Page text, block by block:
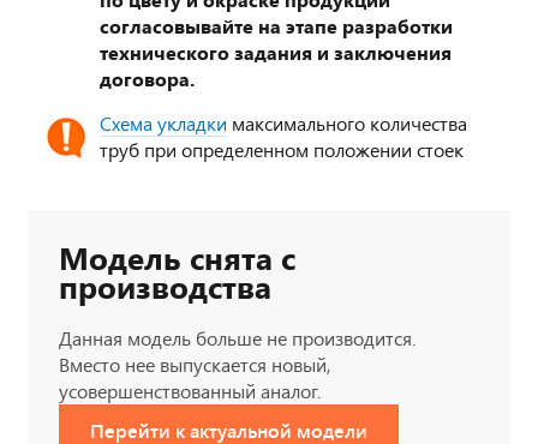
согласовывайте на этапе разработки
технического задания и заключения
договора.
Схема укладки максимального количества
труб при определенном положении стоек
Модель снята с
производства
Данная модель больше не производится.
Вместо нее выпускается новый,
усовершенствованный аналог.
Перейти к актуальной модели